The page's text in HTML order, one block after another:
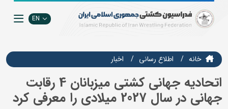
EN
خانه اطلاع رسانی اخبار
اتحادیه جهانی کشتی میزبانان 4 رقابت
جهانی در سال 2027 میلادی را معرفی کرد